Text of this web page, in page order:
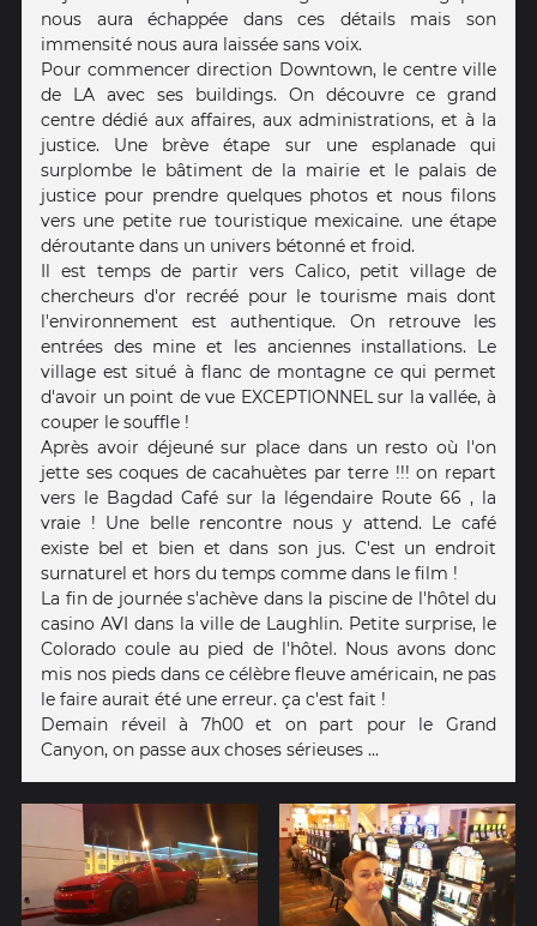
nous aura échappée dans ces détails mais son
immensité nous aura laissée sans voix.
Pour commencer direction Downtown, le centre ville
de LA avec ses buildings. On découvre ce grand
centre dédié aux affaires, aux administrations, et à la
justice. Une brève étape sur une esplanade qui
surplombe le bâtiment de la mairie et le palais de
justice pour prendre quelques photos et nous filons
vers une petite rue touristique mexicaine. une étape
déroutante dans un univers bétonné et froid.
Il est temps de partir vers Calico, petit village de
chercheurs d'or recréé pour le tourisme mais dont
l'environnement est authentique. On retrouve les
entrées des mine et les anciennes installations. Le
village est situé à flanc de montagne ce qui permet
d'avoir un point de vue EXCEPTIONNEL sur la vallée, à
couper le souffle !
Après avoir déjeuné sur place dans un resto où l'on
jette ses coques de cacahuètes par terre !!! on repart
vers le Bagdad Café sur la légendaire Route 66 , la
vraie ! Une belle rencontre nous y attend. Le café
existe bel et bien et dans son jus. C'est un endroit
surnaturel et hors du temps comme dans le film !
La fin de journée s'achève dans la piscine de l'hôtel du
casino AVI dans la ville de Laughlin. Petite surprise, le
Colorado coule au pied de l'hôtel. Nous avons donc
mis nos pieds dans ce célèbre fleuve américain, ne pas
le faire aurait été une erreur. ça c'est fait !
Demain réveil à 7h00 et on part pour le Grand
Canyon, on passe aux choses sérieuses ...